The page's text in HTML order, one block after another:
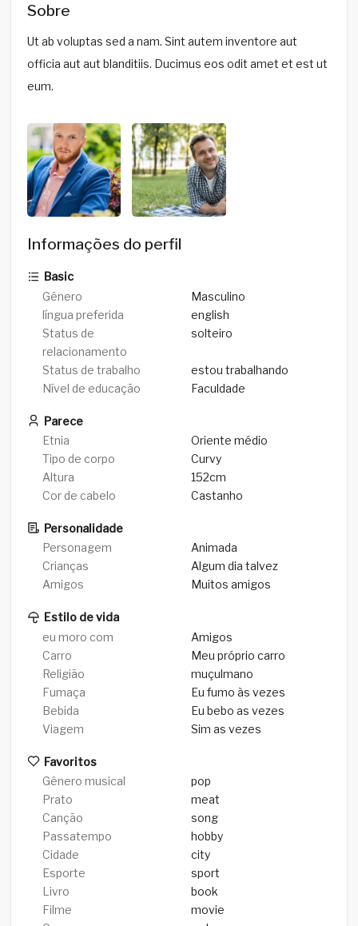
Sobre
Ut ab voluptas sed a nam. Sint autem inventore aut
officia aut aut blanditiis. Ducimus eos odit amet et est ut
eum.
Informações do perfil
Basic
Gênero
Masculino
língua preferida
english
Status de
relacionamento
solteiro
Status de trabalho
estou trabalhando
Nível de educação
Faculdade
Parece
Etnia
Oriente médio
Tipo de corpo
Curvy
Altura
152cm
Cor de cabelo
Castanho
Personalidade
Personagem
Animada
Crianças
Algum dia talvez
Amigos
Muitos amigos
Estilo de vida
eu moro com
Amigos
Carro
Meu próprio carro
Religião
muçulmano
Fumaça
Eu fumo às vezes
Bebida
Eu bebo as vezes
Viagem
Sim as vezes
Favoritos
Gênero musical
pop
Prato
meat
Canção
song
Passatempo
hobby
Cidade
city
Esporte
sport
Livro
book
Filme
movie